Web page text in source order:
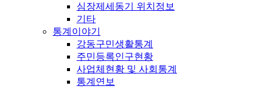
심장제세동기 위치정보
기타
통계이야기
강동구민생활통계
주민등록인구현황
사업체현황 및 사회통계
통계연보